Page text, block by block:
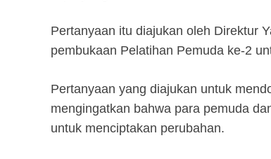
Pertanyaan itu diajukan oleh Direktur
pembukaan Pelatihan Pemuda ke-2
Pertanyaan yang diajukan untuk
mengingatkan bahwa para pemuda
untuk menciptakan perubahan.